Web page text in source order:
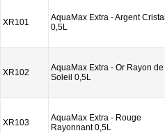
XR101
AquaMax Extra - Argent Cristal
0,5L
XR102
AquaMax Extra - Or Rayon de
Soleil 0,5L
XR103
AquaMax Extra - Rouge
Rayonnant 0,5L